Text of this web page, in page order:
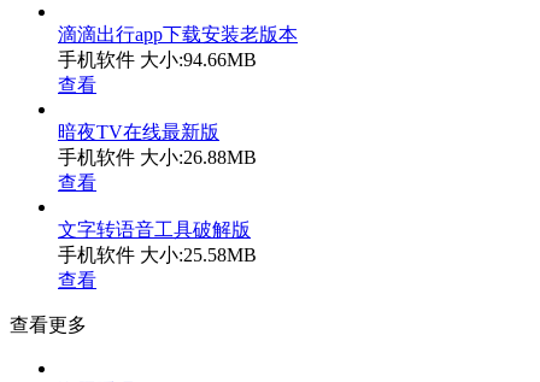
滴滴出行app下载安装老版本
手机软件 大小:94.66MB
查看
暗夜TV在线最新版
手机软件 大小:26.88MB
查看
文字转语音工具破解版
手机软件 大小:25.58MB
查看
查看更多